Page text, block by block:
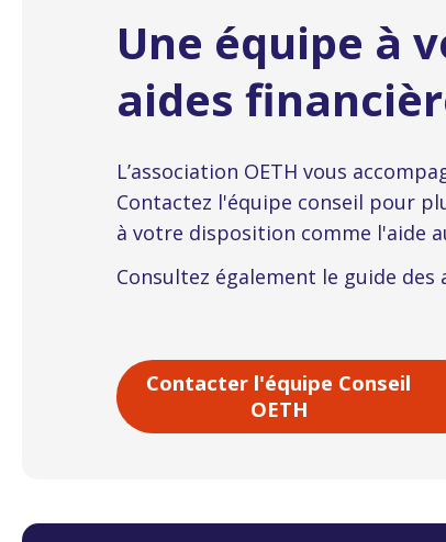
Une équipe à
aides
L’association OETH vous
Contactez l'équipe conseil pour
à votre disposition comme l'aide
Consultez également le guide des
Contacter l'équipe Conseil
OETH